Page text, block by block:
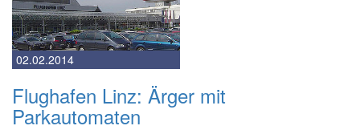
02.02.2014
Flughafen Linz: Ärger mit
Parkautomaten